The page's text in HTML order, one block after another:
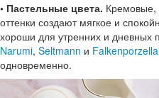
• Пастельные цвета. Кремовые,
оттенки создают мягкое и
хороши для утренних и
Narumi, Seltmann и
одновременно.